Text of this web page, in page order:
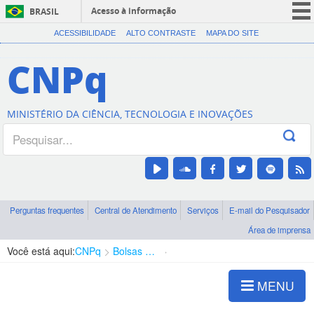
BRASIL
Acesso à informação
CORONAVÍRUS (COVID-19)
Canais
ACESSIBILIDADE ALTO CONTRASTE MAPA DO SITE
CNPq
MINISTÉRIO DA CIÊNCIA, TECNOLOGIA E INOVAÇÕES
Perguntas frequentes Central de Atendimento Serviços
E-mail do Pesquisador
Área de imprensa
Você está aqui:CNPq Bolsas e Auxílios Vigentes
MENU